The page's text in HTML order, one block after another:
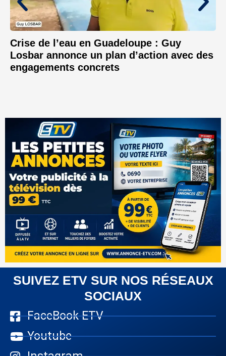
Crise de l’eau en Guadeloupe : Guy
Losbar annonce un plan d’action avec des
engagements concrets
SUIVEZ ETV SUR NOS RÉSEAUX
SOCIAUX
FaceBook ETV
Youtube